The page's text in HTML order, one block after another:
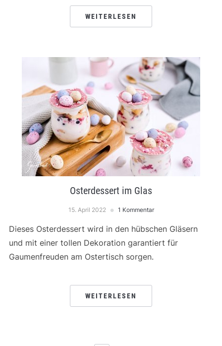
WEITERLESEN
Osterdessert im Glas
15. April 2022 1 Kommentar
Dieses Osterdessert wird in den hübschen Gläsern
und mit einer tollen Dekoration garantiert für
Gaumenfreuden am Ostertisch sorgen.
WEITERLESEN